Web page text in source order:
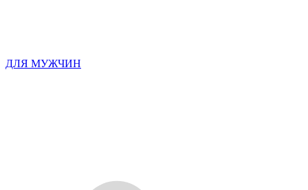
ДЛЯ МУЖЧИН